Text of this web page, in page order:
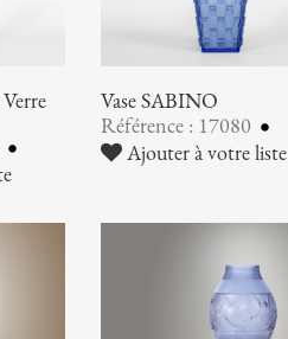
Vase SABINO
Référence : 17080
Ajouter à votre liste